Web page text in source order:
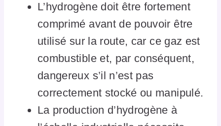
L’hydrogène doit être fortement
comprimé avant de pouvoir être
utilisé sur la route, car ce gaz est
combustible et, par conséquent,
dangereux s’il n’est pas
correctement stocké ou manipulé.
La production d’hydrogène à